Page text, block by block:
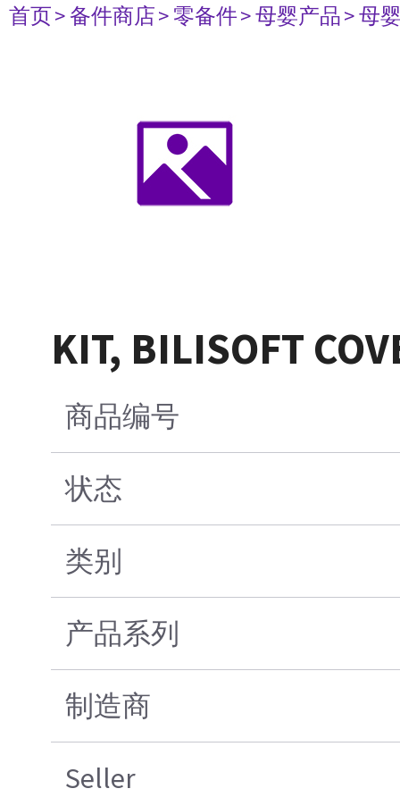
首页> 备件商店> 零备件> 母婴产品> 母
KIT, BILISOFT
商品编号
状态
类别
产品系列
制造商
Seller